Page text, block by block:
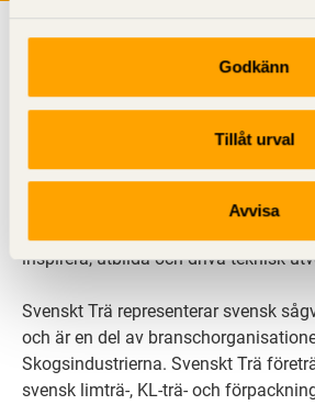
Godkänn
Tillåt urval
Avvisa
Svenskt Trä sprider kunskap om trä,
träbyggande för att främja ett hållbart
inspirera, utbilda och driva teknisk
Svenskt Trä representerar svensk
och är en del av
Skogsindustrierna. Svenskt Trä
svensk limträ-, KL-trä- och